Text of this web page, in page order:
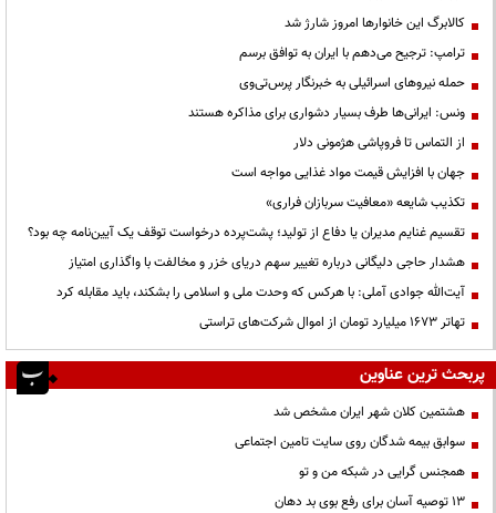
کالابرگ این خانوارها امروز شارژ شد
ترامپ: ترجیح می‌دهم با ایران به توافق برسم
حمله نیروهای اسرائیلی به خبرنگار پرس‌تی‌وی
ونس: ایرانی‌ها طرف بسیار دشواری برای مذاکره هستند
از التماس تا فروپاشی هژمونی دلار
جهان با افزایش قیمت مواد غذایی مواجه است
تکذیب شایعه «معافیت سربازان فراری»
تقسیم غنایم مدیران یا دفاع از تولید؛ پشت‌پرده درخواست توقف یک آیین‌نامه چه بود؟
هشدار حاجی دلیگانی درباره تغییر سهم دریای خزر و مخالفت با واگذاری امتیاز
آیت‌الله جوادی آملی: با هرکس که وحدت ملی و اسلامی را بشکند، باید مقابله کرد
تهاتر ۱۶۷۳ میلیارد تومان از اموال شرکت‌های تراستی
پربحث ترین عناوین
هشتمین کلان شهر ایران مشخص شد
سوابق بیمه شدگان روی سایت تامین اجتماعی
همجنس گرایی در شبکه من و تو
13 توصیه آسان برای رفع بوی بد دهان